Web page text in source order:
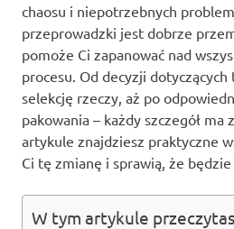
chaosu i niepotrzebnych
przeprowadzki jest dobrze
pomoże Ci zapanować nad
procesu. Od decyzji
selekcję rzeczy, aż po
pakowania – każdy szczegół ma
artykule znajdziesz praktyczne
Ci tę zmianę i sprawią, że
W tym artykule